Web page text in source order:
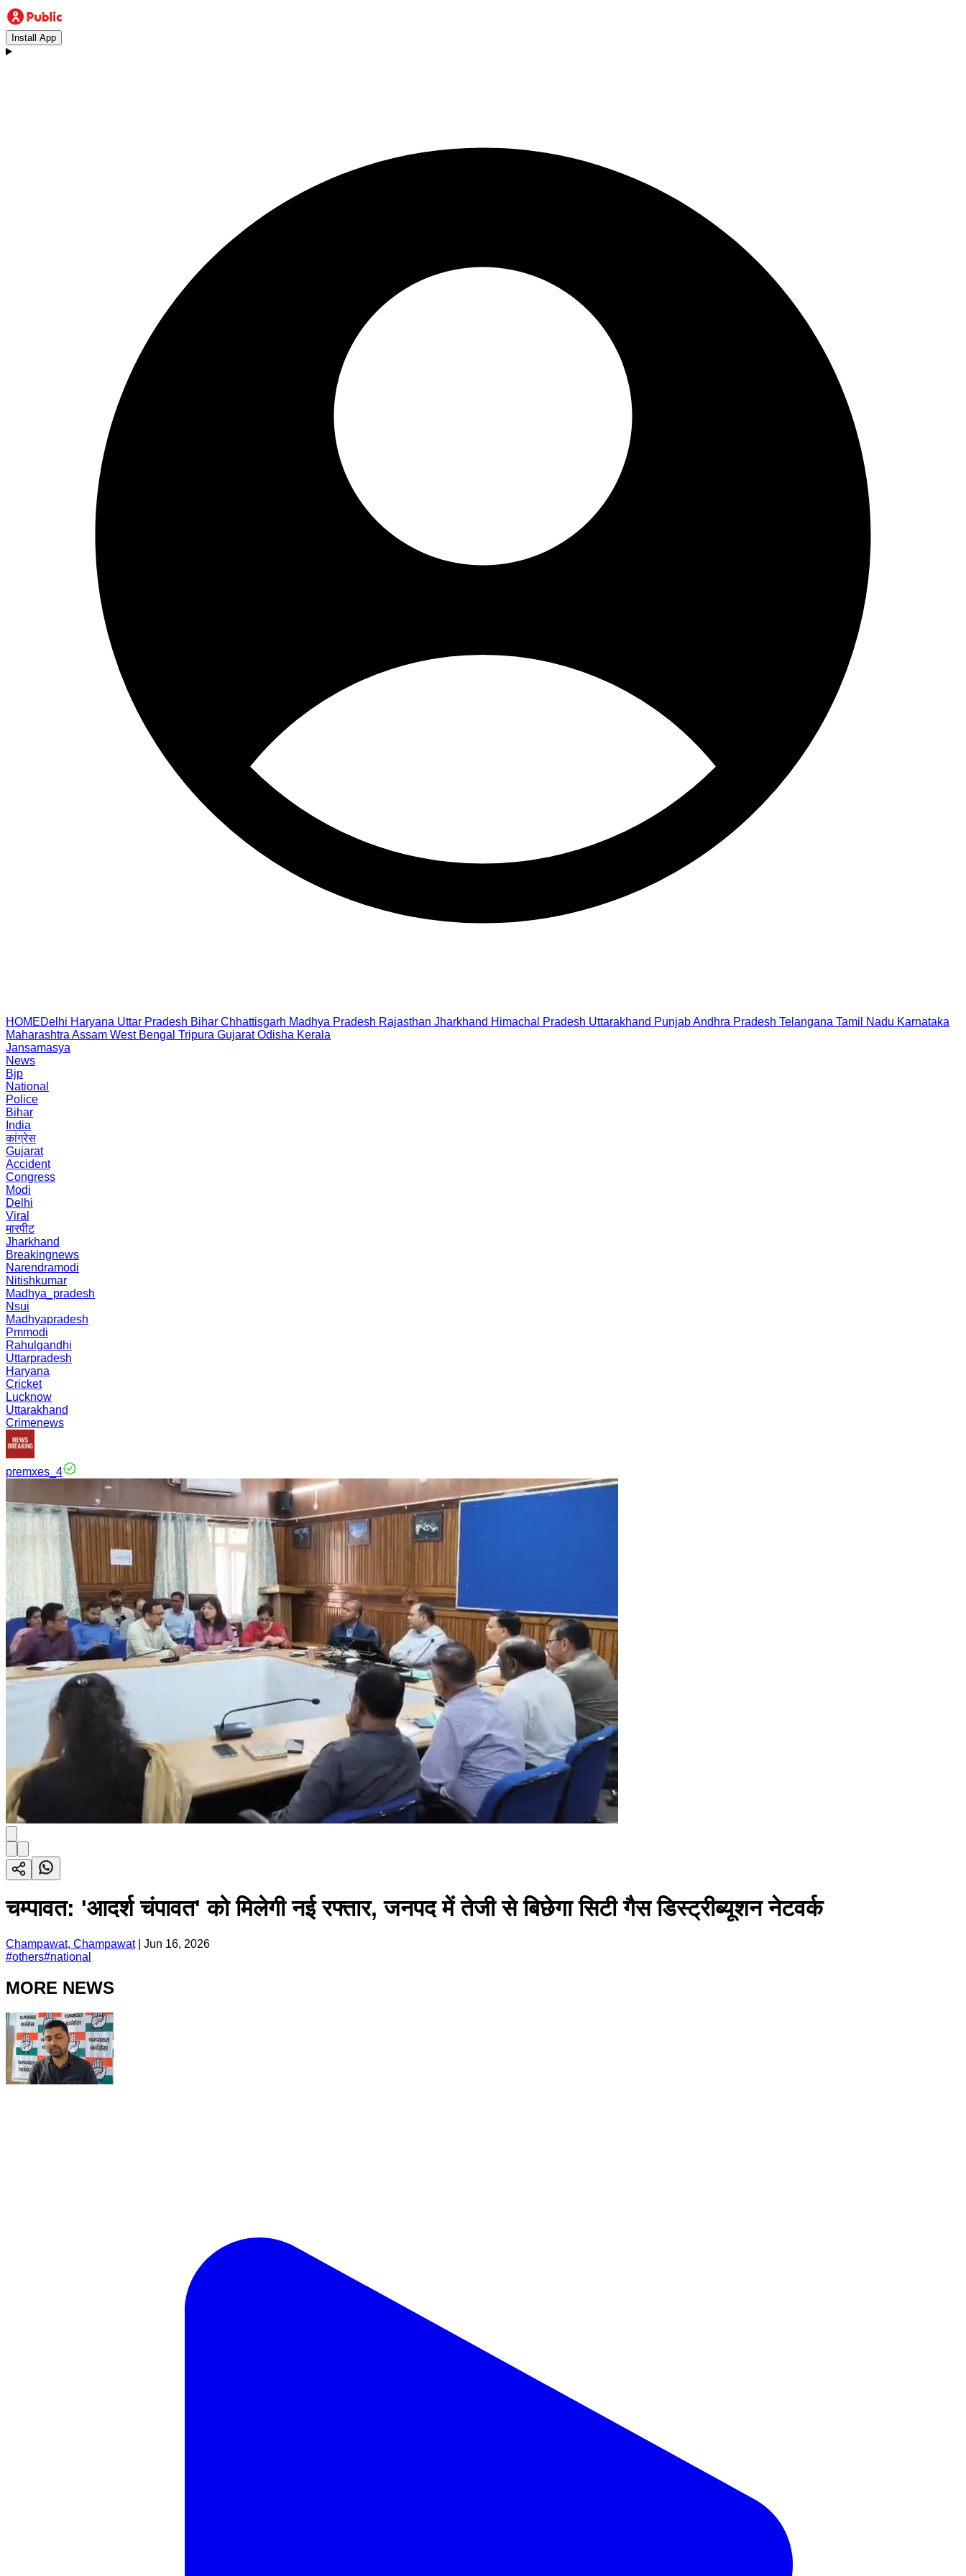
Install App
HOMEDelhi Haryana Uttar Pradesh Bihar Chhattisgarh Madhya Pradesh Rajasthan Jharkhand Himachal Pradesh Uttarakhand PunjabAndhra Pradesh Telangana Tamil Nadu Karnataka
Maharashtra Assam West Bengal Tripura Gujarat Odisha Kerala
Jansamasya
News
Bjp
National
Police
Bihar
India
कांग्रेस
Gujarat
Accident
Congress
Modi
Delhi
Viral
मारपीट
Jharkhand
Breakingnews
Narendramodi
Nitishkumar
Madhya_pradesh
Nsui
Madhyapradesh
Pmmodi
Rahulgandhi
Uttarpradesh
Haryana
Cricket
Lucknow
Uttarakhand
Crimenews
premxes_4
चम्पावत: 'आदर्श चंपावत' को मिलेगी नई रफ्तार, जनपद में तेजी से बिछेगा सिटी गैस डिस्ट्रीब्यूशन नेटवर्क
Champawat, Champawat| Jun 16, 2026
#others#national
MORE NEWS